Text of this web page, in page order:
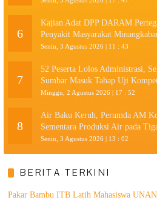
6
Kajian Adat DPP DARAM
Penyakit Masyarakat
Senin, 3 Agustus 2026 | 11 : 43
7
52 Peserta Lolos Administrasi,
Sumbar Masuk Tahap Uji
Minggu, 2 Agustus 2026 | 17 : 52
8
Air Baku Keruh, Perumda AM
Sementara Produksi Air pada
Senin, 3 Agustus 2026 | 13 : 02
BERITA TERKINI
Pakar Bambu ITB Latih Mahasiswa